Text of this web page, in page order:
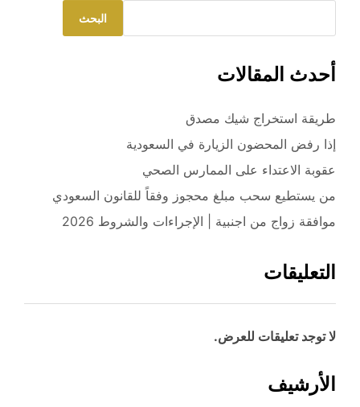
البحث
أحدث المقالات
طريقة استخراج شيك مصدق
إذا رفض المحضون الزيارة في السعودية
عقوبة الاعتداء على الممارس الصحي
من يستطيع سحب مبلغ محجوز وفقاً للقانون السعودي
موافقة زواج من اجنبية | الإجراءات والشروط 2026
التعليقات
لا توجد تعليقات للعرض.
الأرشيف